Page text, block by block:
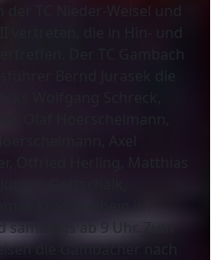
TC Nieder-Weisel und
vertreten, die in Hin- und
Der TC Gambach
Bernd Jurasek die
ab 9 Uhr. Zum
die Gambacher nach